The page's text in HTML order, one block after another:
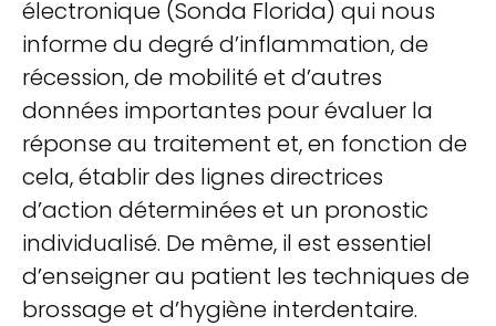
électronique (Sonda Florida) qui nous
informe du degré d’inflammation, de
récession, de mobilité et d’autres
données importantes pour évaluer la
réponse au traitement et, en fonction de
cela, établir des lignes directrices
d’action déterminées et un pronostic
individualisé. De même, il est essentiel
d’enseigner au patient les techniques de
brossage et d’hygiène interdentaire.